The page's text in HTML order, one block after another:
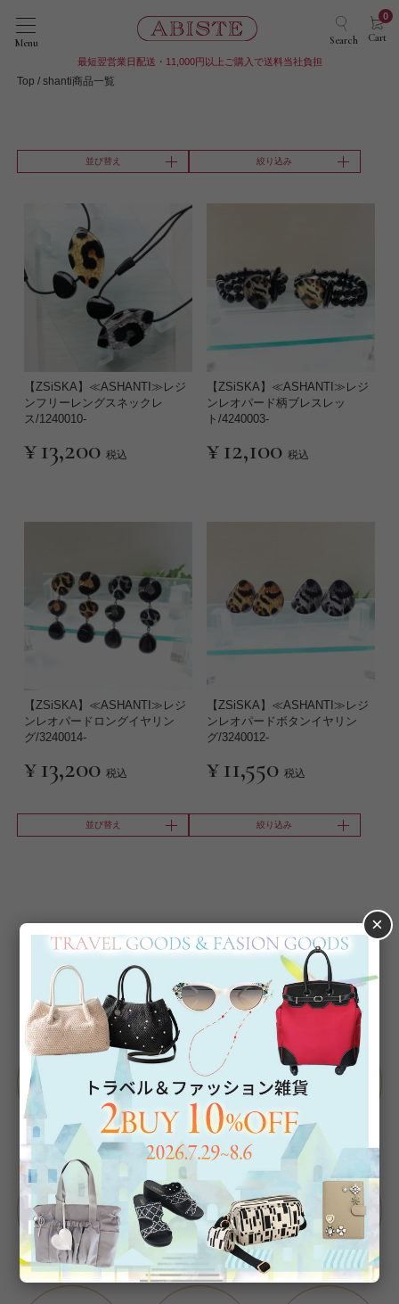
Menu Search Cart
0
最短翌営業日配送・11,000円以上ご購入で送料当社負担
Top shanti商品一覧
並び替え 絞り込み
【ZSiSKA】≪ASHANTI≫レジ
ンフリーレングスネックレ
ス/1240010-
¥13,200 税込
【ZSiSKA】≪ASHANTI≫レジ
ンレオパード柄ブレスレッ
ト/4240003-
¥12,100 税込
【ZSiSKA】≪ASHANTI≫レジ
ンレオパードロングイヤリン
グ/3240014-
¥13,200 税込
【ZSiSKA】≪ASHANTI≫レジ
ンレオパードボタンイヤリン
グ/3240012-
¥11,550 税込
並び替え 絞り込み
Category
アイテムカテゴリー
×